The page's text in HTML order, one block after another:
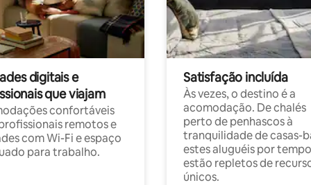
digitais e
que viajam
confortáveis
remotos e
com Wi-Fi e espaço
para trabalho.
Satisfação incluída
Às vezes, o destino é a
acomodação. De chalés
perto de penhascos à
tranquilidade de casas-
estes aluguéis por
estão repletos de
únicos.